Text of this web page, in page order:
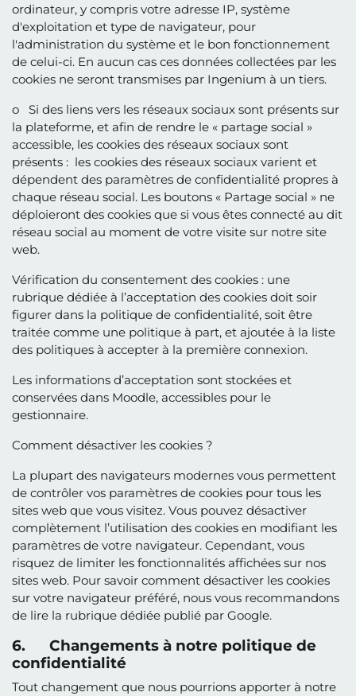
ordinateur, y compris votre adresse IP, système
d'exploitation et type de navigateur, pour
l'administration du système et le bon fonctionnement
de celui-ci. En aucun cas ces données collectées par les
cookies ne seront transmises par Ingenium à un tiers.
o Si des liens vers les réseaux sociaux sont présents sur
la plateforme, et afin de rendre le « partage social »
accessible, les cookies des réseaux sociaux sont
présents : les cookies des réseaux sociaux varient et
dépendent des paramètres de confidentialité propres à
chaque réseau social. Les boutons « Partage social » ne
déploieront des cookies que si vous êtes connecté au dit
réseau social au moment de votre visite sur notre site
web.
Vérification du consentement des cookies : une
rubrique dédiée à l’acceptation des cookies doit soir
figurer dans la politique de confidentialité, soit être
traitée comme une politique à part, et ajoutée à la liste
des politiques à accepter à la première connexion.
Les informations d’acceptation sont stockées et
conservées dans Moodle, accessibles pour le
gestionnaire.
Comment désactiver les cookies ?
La plupart des navigateurs modernes vous permettent
de contrôler vos paramètres de cookies pour tous les
sites web que vous visitez. Vous pouvez désactiver
complètement l’utilisation des cookies en modifiant les
paramètres de votre navigateur. Cependant, vous
risquez de limiter les fonctionnalités affichées sur nos
sites web. Pour savoir comment désactiver les cookies
sur votre navigateur préféré, nous vous recommandons
de lire la rubrique dédiée publié par Google.
6. Changements à notre politique de
confidentialité
Tout changement que nous pourrions apporter à notre